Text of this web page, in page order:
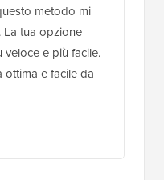
metodo mi
tua opzione
e più facile.
e facile da